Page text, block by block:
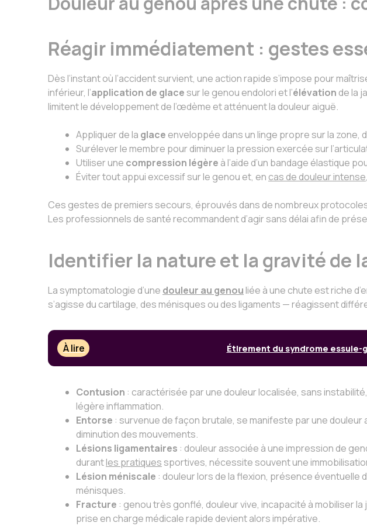
Réagir immédiatement : gestes
Dès l’instant où l’accident survient, une action rapide s’impose pour
inférieur, l’application de glace sur le genou endolori et l’élévation de la
limitent le développement de l’œdème et atténuent la douleur aiguë.
Appliquer de la glace enveloppée dans un linge propre sur la zone,
Surélever le membre pour diminuer la pression exercée sur
Utiliser une compression légère à l’aide d’un bandage élastique
Éviter tout appui excessif sur le genou et, en cas de douleur intense
Ces gestes de premiers secours, éprouvés dans de nombreux
Les professionnels de santé recommandent d’agir sans délai afin de
Identifier la nature et la gravité de
La symptomatologie d’une douleur au genou liée à une chute est riche
s’agisse du cartilage, des ménisques ou des ligaments — réagissent
À lire Étirement du syndrome essuie-
Contusion : caractérisée par une douleur localisée, sans
légère inflammation.
Entorse : survenue de façon brutale, se manifeste par une
diminution des mouvements.
Lésions ligamentaires : douleur associée à une impression de
durantles pratiques sportives, nécessite souvent une
Lésion méniscale : douleur lors de la flexion, présence éventuelle
ménisques.
Fracture : genou très gonflé, douleur vive, incapacité à mobiliser
prise en charge médicale rapide devient alors impérative.